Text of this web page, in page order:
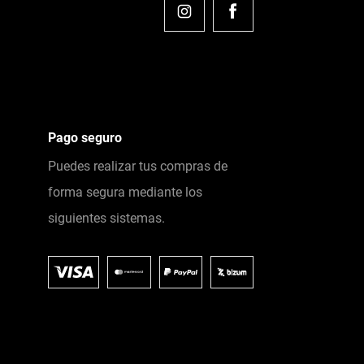
Pago seguro
Puedes realizar tus compras de
forma segura mediante los
siguientes sistemas.